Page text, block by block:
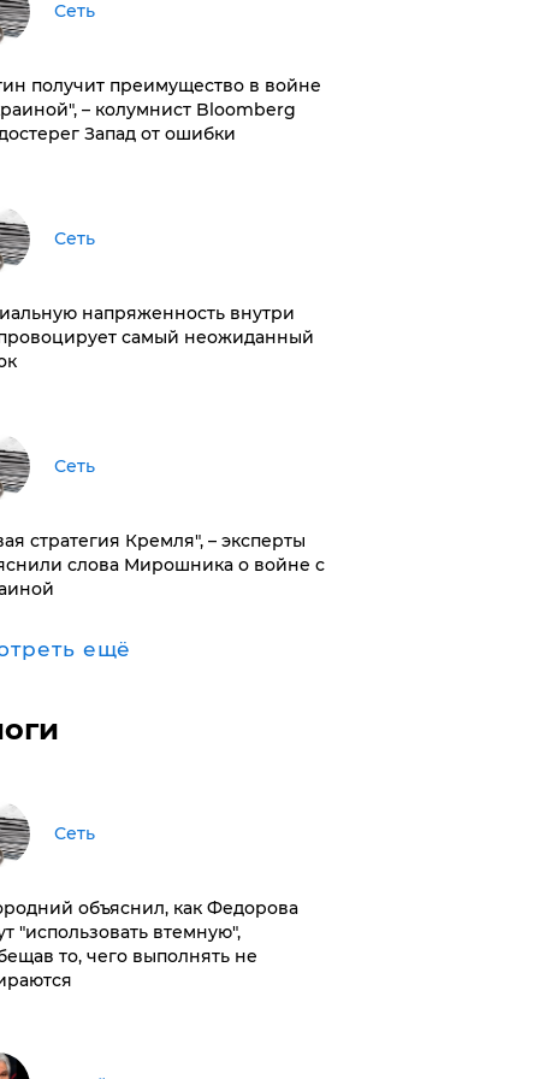
Сеть
получит преимущество в войне
– колумнист Bloomberg
Запад от ошибки
Сеть
напряженность внутри
самый неожиданный
Сеть
стратегия Кремля", – эксперты
слова Мирошника о войне с
ещё
Сеть
объяснил, как Федорова
"использовать втемную",
то, чего выполнять не